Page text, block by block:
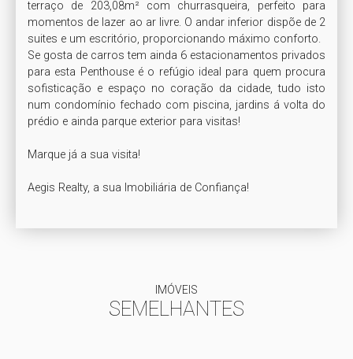
terraço de 203,08m² com churrasqueira, perfeito para
momentos de lazer ao ar livre. O andar inferior dispõe de 2
suites e um escritório, proporcionando máximo conforto.
Se gosta de carros tem ainda 6 estacionamentos privados
para esta Penthouse é o refúgio ideal para quem procura
sofisticação e espaço no coração da cidade, tudo isto
num condomínio fechado com piscina, jardins á volta do
prédio e ainda parque exterior para visitas!
Marque já a sua visita!
IMÓVEIS
SEMELHANTES